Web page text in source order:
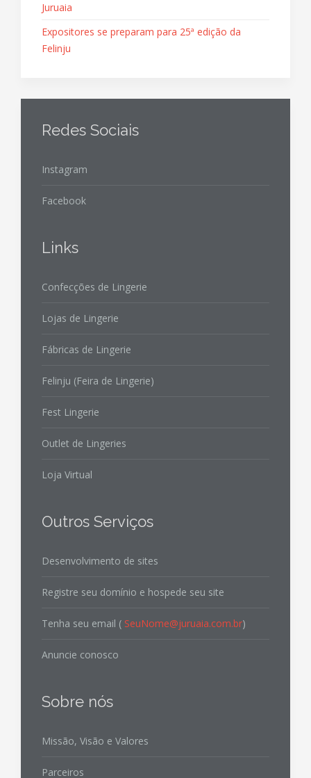
Juruaia
Expositores se preparam para 25ª edição da
Felinju
Redes Sociais
Instagram
Facebook
Links
Confecções de Lingerie
Lojas de Lingerie
Fábricas de Lingerie
Felinju (Feira de Lingerie)
Fest Lingerie
Outlet de Lingeries
Loja Virtual
Outros Serviços
Desenvolvimento de sites
Registre seu domínio e hospede seu site
Tenha seu email ( SeuNome@juruaia.com.br)
Anuncie conosco
Sobre nós
Missão, Visão e Valores
Parceiros